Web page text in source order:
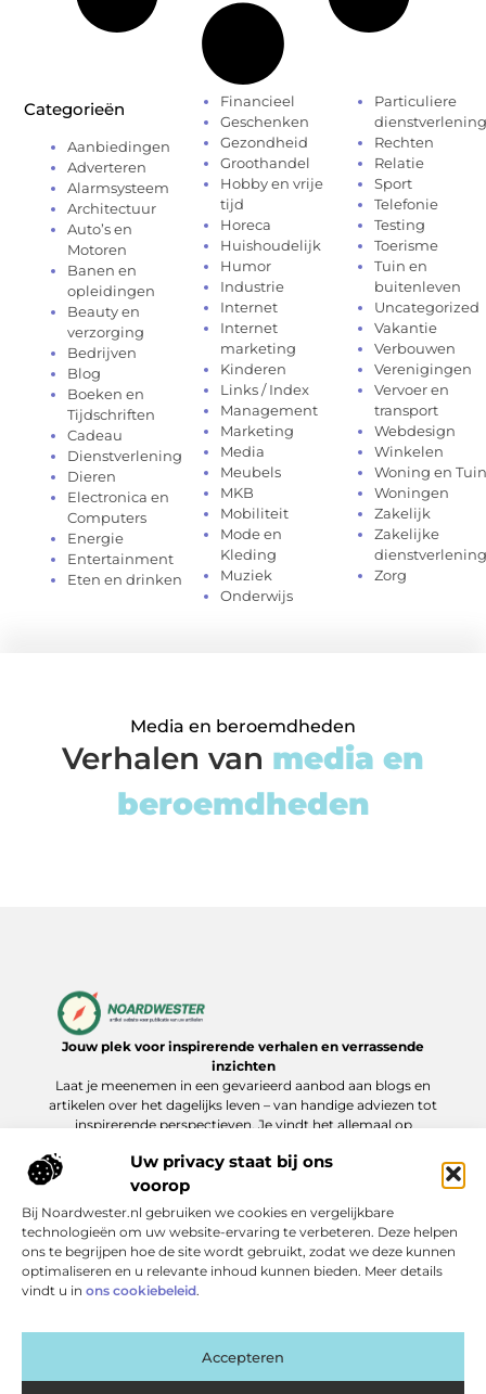
Uw privacy staat bij ons
voorop
Bij Noardwester.nl gebruiken we cookies en vergelijkbare
technologieën om uw website-ervaring te verbeteren. Deze helpen
ons te begrijpen hoe de site wordt gebruikt, zodat we deze kunnen
optimaliseren en u relevante inhoud kunnen bieden. Meer details
vindt u in ons cookiebeleid.
Accepteren
Categorieën
Aanbiedingen
Adverteren
Alarmsysteem
Architectuur
Auto’s en
Motoren
Banen en
opleidingen
Beauty en
verzorging
Bedrijven
Blog
Boeken en
Tijdschriften
Cadeau
Dienstverlening
Dieren
Electronica en
Computers
Energie
Entertainment
Eten en drinken
Financieel
Geschenken
Gezondheid
Groothandel
Hobby en vrije
tijd
Horeca
Huishoudelijk
Humor
Industrie
Internet
Internet
marketing
Kinderen
Links / Index
Management
Marketing
Media
Meubels
MKB
Mobiliteit
Mode en
Kleding
Muziek
Onderwijs
Particuliere
dienstverlening
Rechten
Relatie
Sport
Telefonie
Testing
Toerisme
Tuin en
buitenleven
Uncategorized
Vakantie
Verbouwen
Verenigingen
Vervoer en
transport
Webdesign
Winkelen
Woning en Tuin
Woningen
Zakelijk
Zakelijke
dienstverlening
Zorg
Media en beroemdheden
Verhalen van media en
beroemdheden
Jouw plek voor inspirerende verhalen en verrassende
inzichten
Laat je meenemen in een gevarieerd aanbod aan blogs en
artikelen over het dagelijks leven – van handige adviezen tot
inspirerende perspectieven. Je vindt het allemaal op
Onze informatie
Bericht categorie